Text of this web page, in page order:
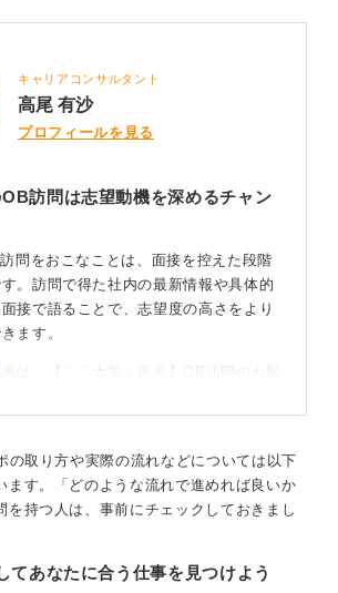
キャリアコンサルタント
高尾 有沙
プロフィールを見る
訪問は志望動機を深めるチャン
問をおこなことは、面接を控えた段階
。訪問で得た社内の最新情報や具体的
接で語ることで、志望度の高さをより
ます。
は「【〇〇大学・氏名】OB訪問のお願
ご連絡いたしました」と理由を明確に
分のオンラインでの面談をお願いする
。
の取り方や実際の流れなどについては以下
ます。「どのような流れで進めれば良いか
を持つ人は、事前にチェックしておきまし
てあなたに合う仕事を見つけよう